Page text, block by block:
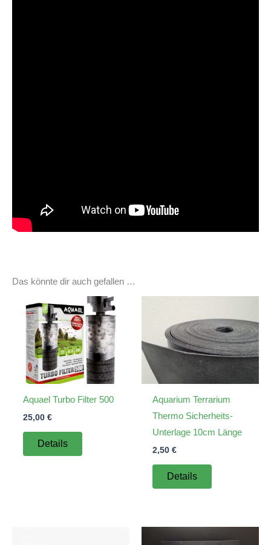
Das könnte dir auch gefallen …
Aquael Turbo Filter 500
25,00 €
Details
Aquarium Terrarium
Thermo Sicherheits-
Unterlage 10cm Länge
2,50 €
Details